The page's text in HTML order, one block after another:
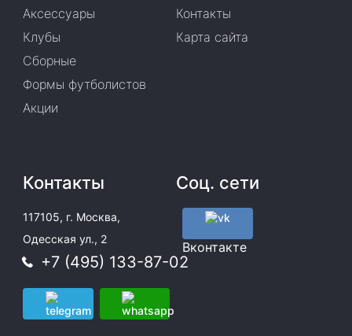
Аксессуары
Клубы
Сборные
Формы футболистов
Акции
Контакты
Карта сайта
Контакты
117105, г. Москва,
Одесская ул., 2
+7 (495) 133-87-02
Соц. сети
Вконтакте